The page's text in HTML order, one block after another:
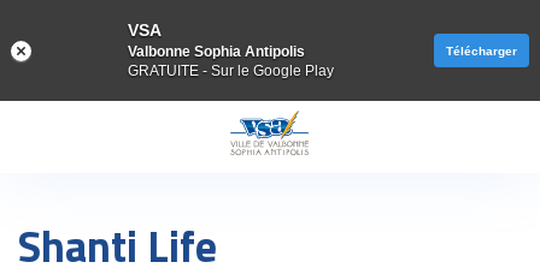
Shanti Life
VSA
Valbonne Sophia Antipolis
GRATUITE - Sur le Google Play
Télécharger